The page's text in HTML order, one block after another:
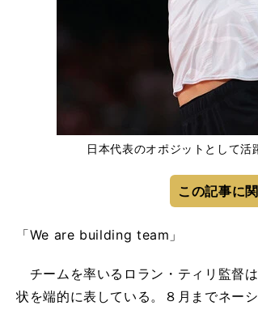
日本代表のオポジットとして
この記事に
「We are building team」
チームを率いるロラン・ティリ監督
状を端的に表している。８月までネー